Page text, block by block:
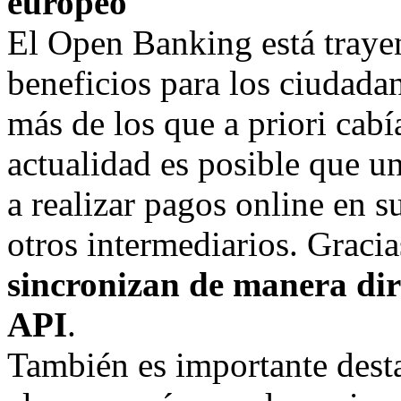
El Open Banking está
beneficios para los
más de los que a priori
actualidad es posible que
a realizar pagos online en
otros intermediarios.
sincronizan de manera
API.
También es importante